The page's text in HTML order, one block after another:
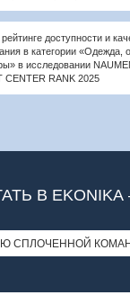
доступности и
в категории «Одежда,
в исследовании
CENTER RANK 2025
В
СПЛОЧЕННОЙ